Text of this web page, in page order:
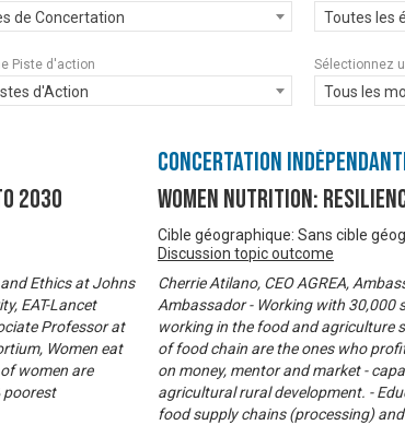
de Concertation Toutes les
Piste d'action
d'Action
Sélectionnez
Tous les
2030
Ethics at Johns
EAT-Lancet
Professor at
Women eat
women are
poorest
Concertation
Women Nutrition:
Cible géographique: Sans cible
Discussion topic outcome
Cherrie Atilano, CEO AGREA,
Ambassador - Working with 30,000
working in the food and agriculture
of food chain are the ones who
on money, mentor and market -
agricultural rural development. -
food supply chains (processing)